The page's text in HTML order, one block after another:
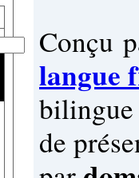
Conçu
langue
de